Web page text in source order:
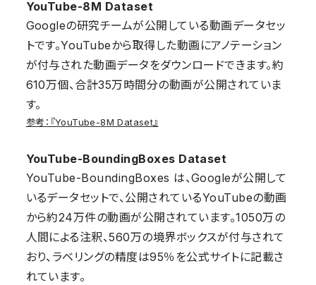
YouTube-8M Dataset
Googleの研究チームが公開している動画データセッ
トです。YouTubeから取得した動画にアノテーション
が付与された動画データをダウンロードできます。約
610万個、合計35万時間分の動画が公開されていま
す。
参考：『YouTube-8M Dataset』
YouTube-BoundingBoxes Dataset
YouTube-BoundingBoxes は、Googleが公開して
いるデータセットで、公開されているYouTubeの動画
から約24万件の動画が公開されています。1050万の
人間による注釈、560万の境界ボックスが付与されて
おり、ラベリングの精度は95％を公式サイトに記載さ
れています。